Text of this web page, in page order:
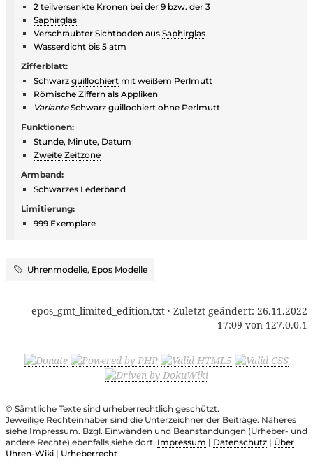
2 teilversenkte Kronen bei der 9 bzw. der 3
Saphirglas
Verschraubter Sichtboden aus Saphirglas
Wasserdicht bis 5 atm
Zifferblatt:
Schwarz guillochiert mit weißem Perlmutt
Römische Ziffern als Appliken
VarianteSchwarz guillochiert ohne Perlmutt
Funktionen:
Stunde, Minute, Datum
Zweite Zeitzone
Armband:
Schwarzes Lederband
Limitierung:
999 Exemplare
Uhrenmodelle, Epos Modelle
epos_gmt_limited_edition.txt · Zuletzt geändert: 26.11.2022
17:09 von 127.0.0.1
© Sämtliche Texte sind urheberrechtlich geschützt.
Jeweilige Rechteinhaber sind die Unterzeichner der Beiträge. Näheres
siehe Impressum. Bzgl. Einwänden und Beanstandungen (Urheber- und
andere Rechte) ebenfalls siehe dort. Impressum | Datenschutz | Über
Uhren-Wiki | Urheberrecht